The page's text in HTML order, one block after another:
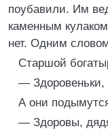
поубавили. Им
каменным
нет. Одним
Старшой
— Здоровеньки,
А они
— Здоровы,